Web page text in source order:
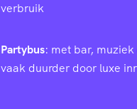
verbruik
Partybus: met bar, muziek
vaak duurder door luxe